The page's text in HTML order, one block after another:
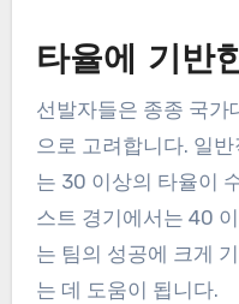
타율에 기반
선발자들은 종종 국가
으로 고려합니다. 일
는 30 이상의 타율이
스트 경기에서는 40
는 팀의 성공에 크게
는 데 도움이 됩니다.